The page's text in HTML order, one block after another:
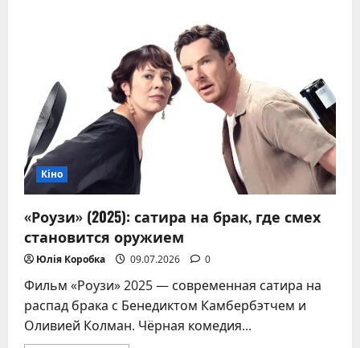
от
шепетовских
мечтаний
к
ведущей
актрисе
украинского
театра
кино
Кіно
«Роузи» (2025): сатира на брак, где смех
становится оружием
Юлія Коробка 09.07.2026 0
Фильм «Роузи» 2025 — современная сатира на
распад брака с Бенедиктом Камбербэтчем и
Оливией Колман. Чёрная комедия...